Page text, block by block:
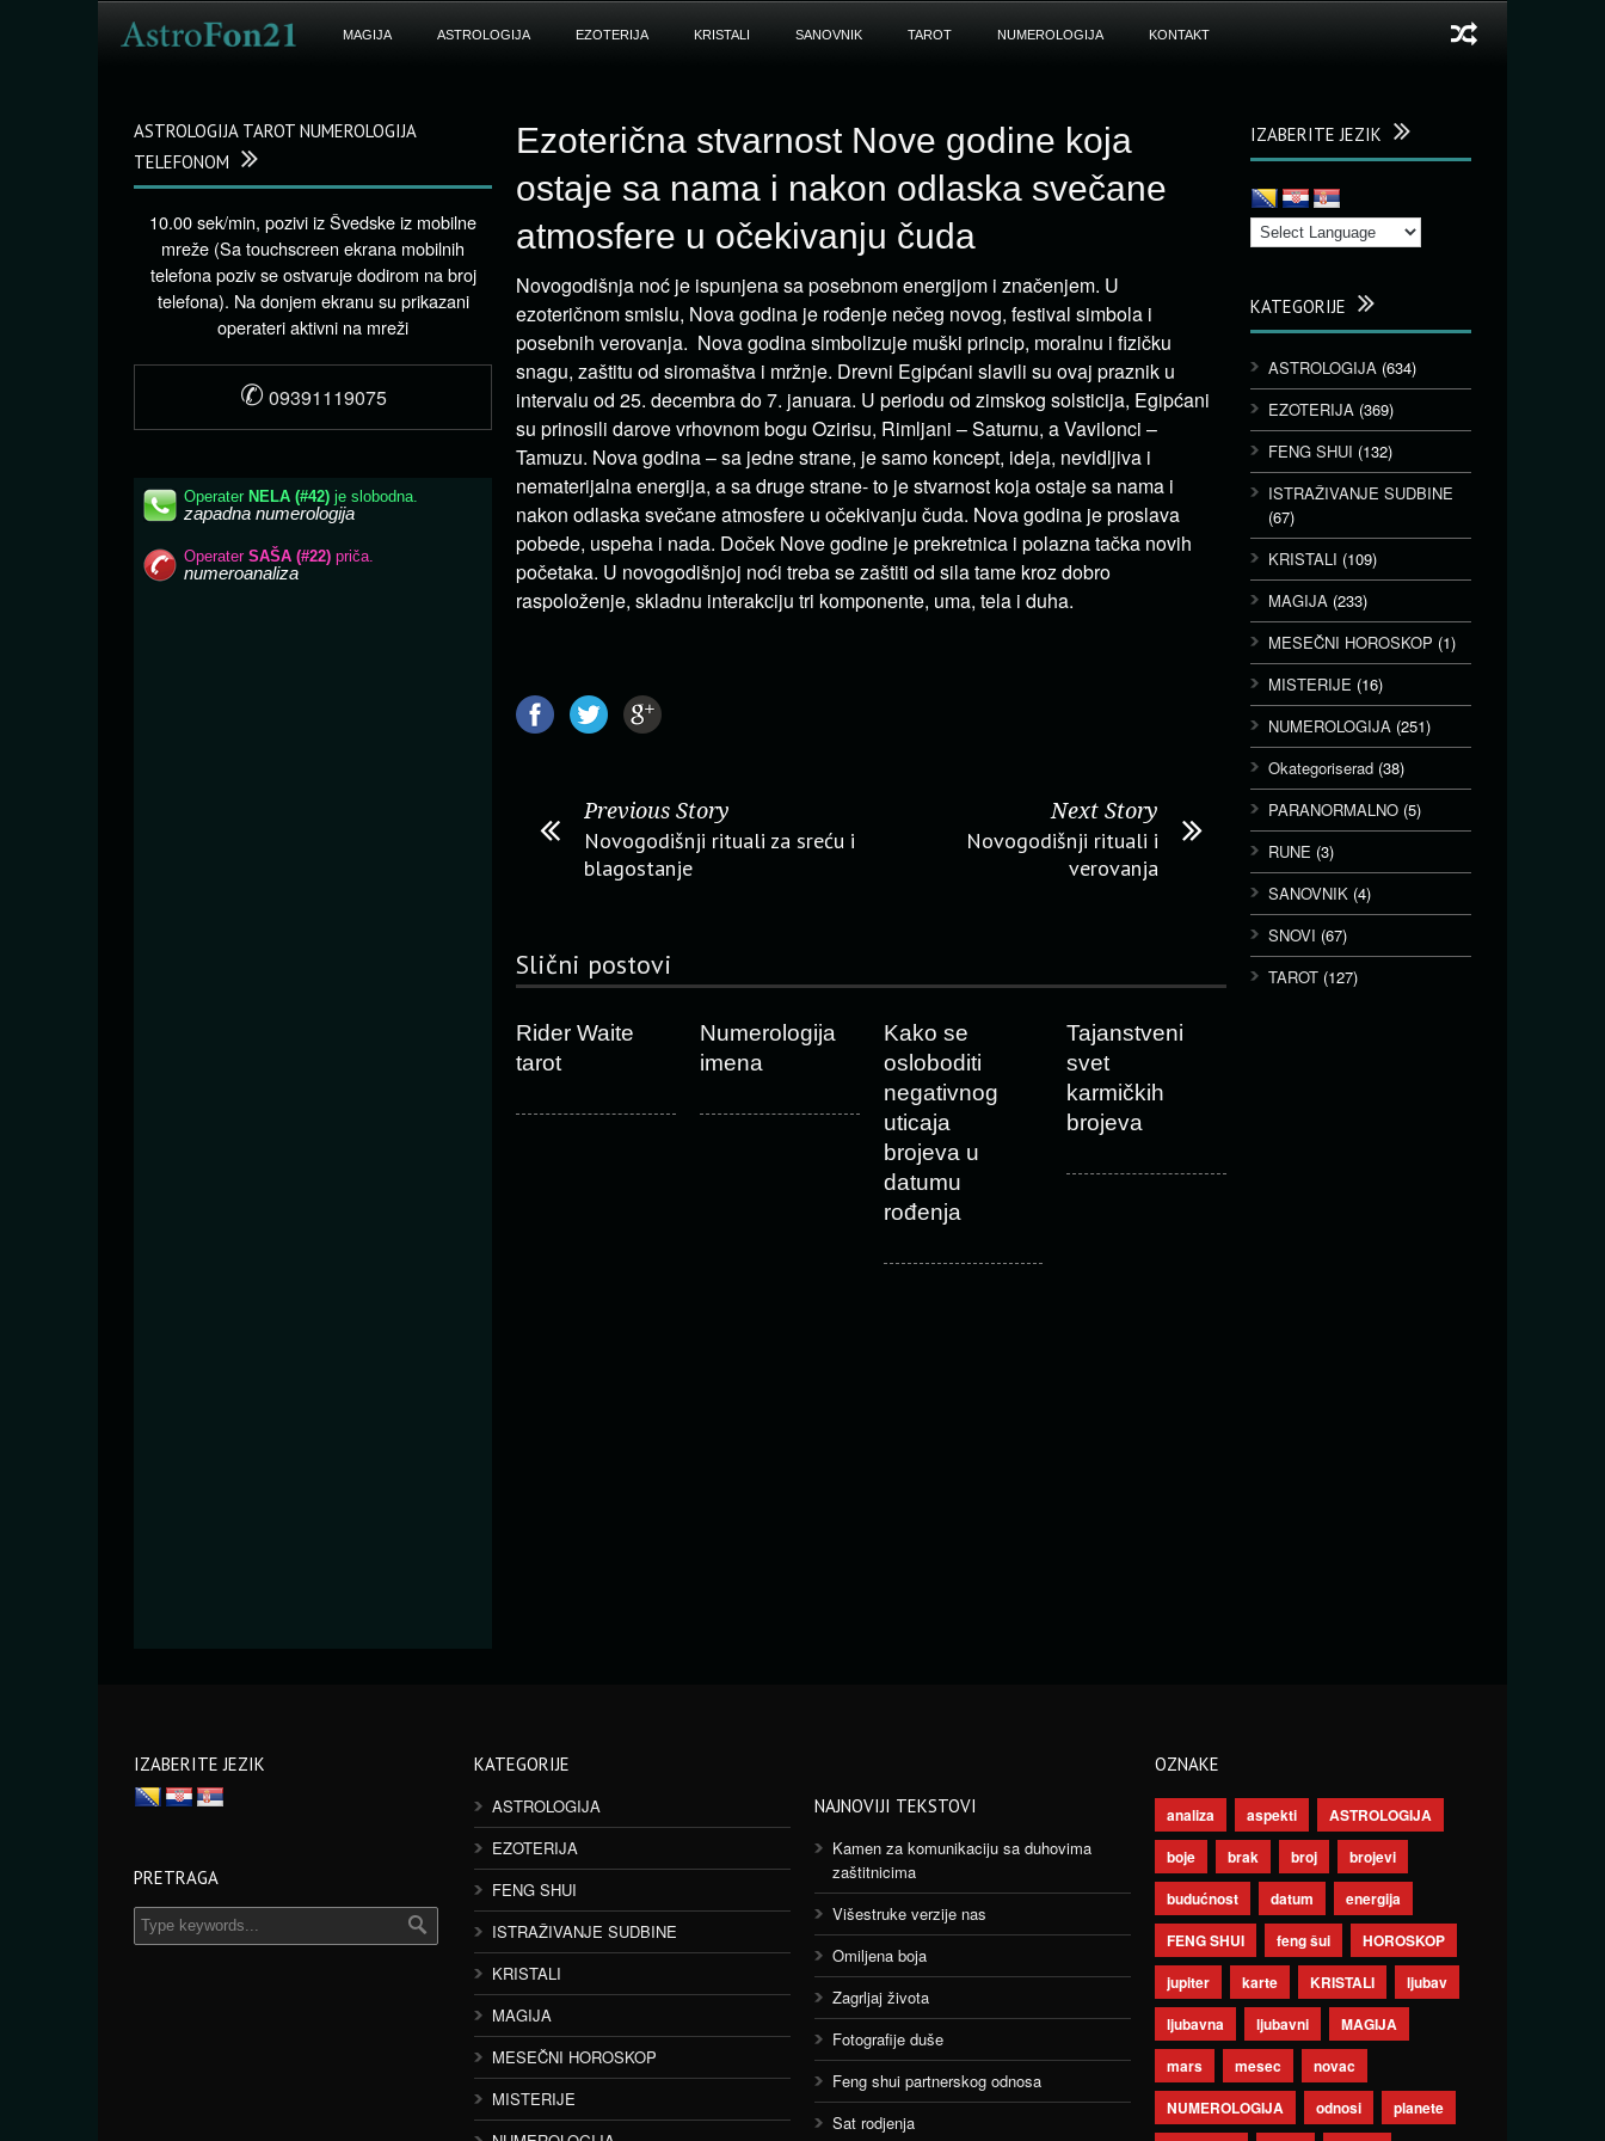
MAGIJA ASTROLOGIJA EZOTERIJA KRISTALI SANOVNIK TAROT NUMEROLOGIJA KONTAKT
Ezoterična stvarnost Nove godine koja
ostaje sa nama i nakon odlaska svečane
atmosfere u očekivanju čuda
Novogodišnja noć je ispunjena sa posebnom energijom i značenjem. U
ezoteričnom smislu, Nova godina je rođenje nečeg novog, festival simbola i
posebnih verovanja. Nova godina simbolizuje muški princip, moralnu i fizičku
snagu, zaštitu od siromaštva i mržnje. Drevni Egipćani slavili su ovaj praznik u
intervalu od 25. decembra do 7. januara. U periodu od zimskog solsticija, Egipćani
su prinosili darove vrhovnom bogu Ozirisu, Rimljani – Saturnu, a Vavilonci –
Tamuzu. Nova godina – sa jedne strane, je samo koncept, ideja, nevidljiva i
nematerijalna energija, a sa druge strane- to je stvarnost koja ostaje sa nama i
nakon odlaska svečane atmosfere u očekivanju čuda. Nova godina je proslava
pobede, uspeha i nada. Doček Nove godine je prekretnica i polazna tačka novih
početaka. U novogodišnjoj noći treba se zaštiti od sila tame kroz dobro
raspoloženje, skladnu interakciju tri komponente, uma, tela i duha.
Previous Story
Novogodišnji rituali za sreću i
blagostanje
Next Story
Novogodišnji rituali i
verovanja
Slični postovi
Rider Waite
tarot
Numerologija
imena
Kako se
osloboditi
negativnog
uticaja
brojeva u
datumu
rođenja
Tajanstveni
svet
karmičkih
brojeva
IZABERITE JEZIK
KATEGORIJE
ASTROLOGIJA (634)
EZOTERIJA (369)
FENG SHUI (132)
ISTRAŽIVANJE SUDBINE
(67)
KRISTALI (109)
MAGIJA (233)
MESEČNI HOROSKOP (1)
MISTERIJE (16)
NUMEROLOGIJA (251)
Okategoriserad (38)
PARANORMALNO (5)
RUNE (3)
SANOVNIK (4)
SNOVI (67)
TAROT (127)
ASTROLOGIJA TAROT NUMEROLOGIJA
TELEFONOM
10.00 sek/min, pozivi iz Švedske iz mobilne
mreže (Sa touchscreen ekrana mobilnih
telefona poziv se ostvaruje dodirom na broj
telefona). Na donjem ekranu su prikazani
operateri aktivni na mreži
✆ 09391119075
IZABERITE JEZIK
PRETRAGA
KATEGORIJE
ASTROLOGIJA
EZOTERIJA
FENG SHUI
ISTRAŽIVANJE SUDBINE
KRISTALI
MAGIJA
MESEČNI HOROSKOP
MISTERIJE
NAJNOVIJI TEKSTOVI
Kamen za komunikaciju sa duhovima
zaštitnicima
Višestruke verzije nas
Omiljena boja
Zagrljaj života
Fotografije duše
Feng shui partnerskog odnosa
Sat rodjenja
OZNAKE
analiza aspekti
ASTROLOGIJA
boje
brak broj
brojevi
budućnost
datum
energija
FENG SHUI
feng šui
HOROSKOP
jupiter
karte KRISTALI
ljubav
ljubavna
ljubavni
MAGIJA
mars
mesec
novac
NUMEROLOGIJA
odnosi
planete